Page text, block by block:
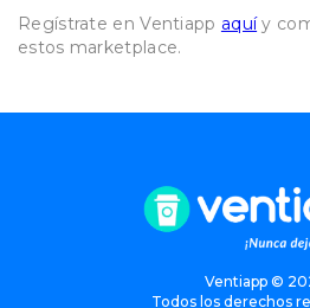
Regístrate en Ventiapp aquíy
estos marketplace.
Ventiapp ©
Todos los derechos